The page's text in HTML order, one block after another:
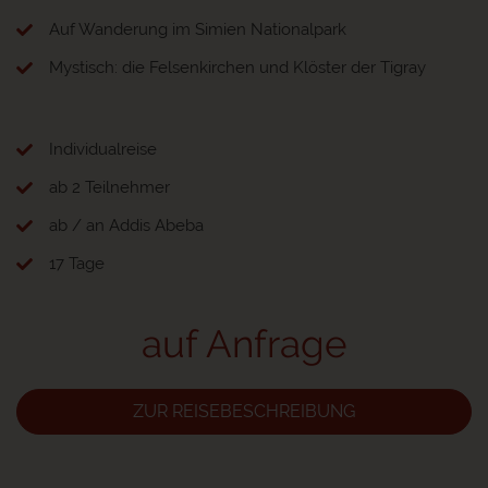
Auf Wanderung im Simien Nationalpark
Mystisch: die Felsenkirchen und Klöster der Tigray
Individualreise
ab 2 Teilnehmer
ab / an Addis Abeba
17 Tage
auf Anfrage
ZUR REISEBESCHREIBUNG